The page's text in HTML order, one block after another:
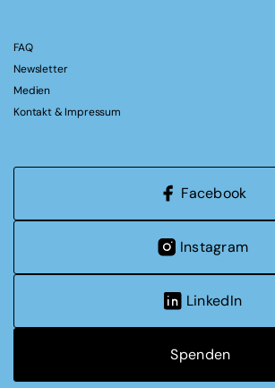
FAQ
Newsletter
Medien
Kontakt & Impressum
Facebook
Instagram
LinkedIn
Spenden